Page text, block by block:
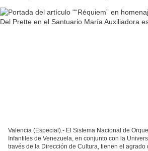
Valencia (Especial).- El Sistema Nacional de
Infantiles de Venezuela, en conjunto con la
través de la Dirección de Cultura, tienen el